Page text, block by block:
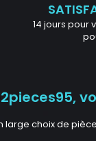
14 jours pour
large choix de